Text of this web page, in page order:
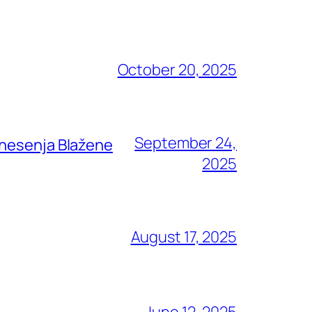
October 20, 2025
Blažene
September 24,
2025
August 17, 2025